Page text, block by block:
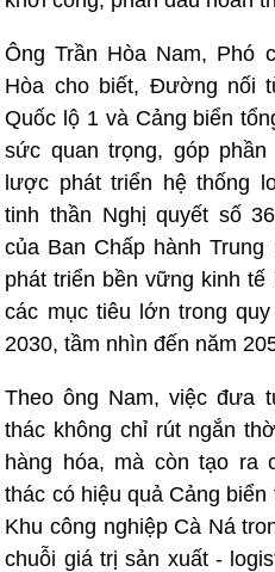
Ông Trần Hòa Nam, Phó
Hòa cho biết, Đường nối
Quốc lộ 1 và Cảng biển
sức quan trọng, góp
lược phát triển hệ thống
tinh thần Nghị quyết số
của Ban Chấp hành
phát triển bền vững kinh
các mục tiêu lớn trong
2030, tầm nhìn đến năm
Theo ông Nam, việc đưa
thác không chỉ rút ngắn
hàng hóa, mà còn tạo ra
thác có hiệu quả Cảng
Khu công nghiệp Cà Ná
chuỗi giá trị sản xuất -